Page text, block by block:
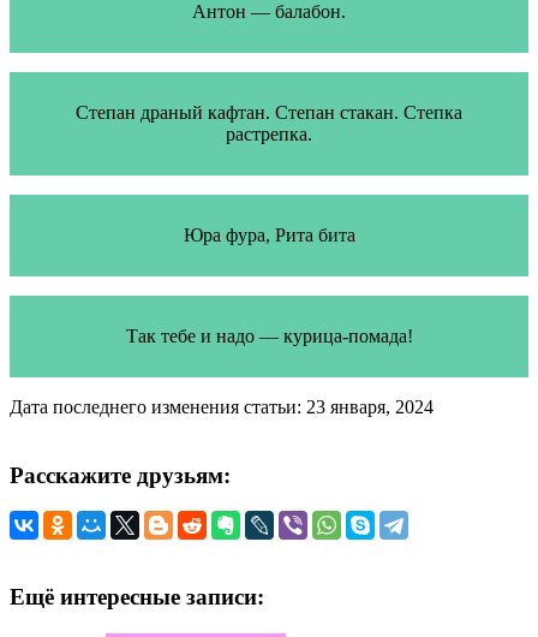
Антон — балабон.
Степан драный кафтан. Степан стакан. Степка
растрепка.
Юра фура, Рита бита
Так тебе и надо — курица-помада!
Дата последнего изменения статьи: 23 января, 2024
Расскажите друзьям:
Ещё интересные записи: